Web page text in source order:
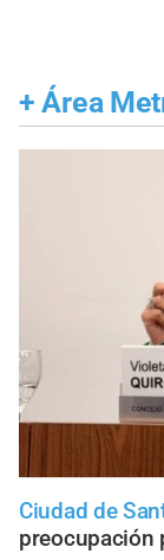
+ Área
Ciudad de
preocupación